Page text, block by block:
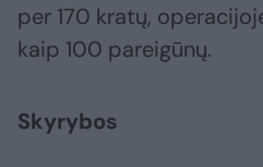
per 170 kratų,
kaip 100 pareigūnų.
Skyrybos